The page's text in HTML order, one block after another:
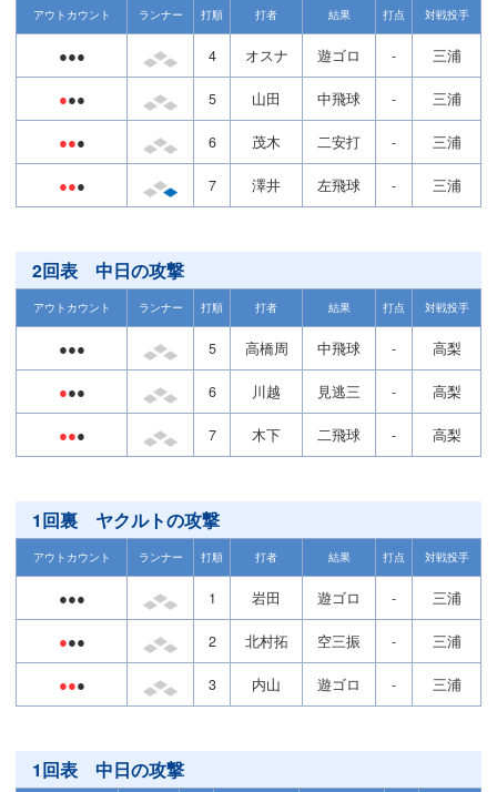
アウトカウント ランナー 打順 打者 結果 打点 対戦投手
●●● 4 オスナ 遊ゴロ - 三浦
●●● 5 山田 中飛球 - 三浦
●●● 6 茂木 二安打 - 三浦
●●● 7 澤井 左飛球 - 三浦
2回表 中日の攻撃
アウトカウント ランナー 打順 打者 結果 打点 対戦投手
●●● 5 高橋周 中飛球 - 高梨
●●● 6 川越 見逃三 - 高梨
●●● 7 木下 二飛球 - 高梨
1回裏 ヤクルトの攻撃
アウトカウント ランナー 打順 打者 結果 打点 対戦投手
●●● 1 岩田 遊ゴロ - 三浦
●●● 2 北村拓 空三振 - 三浦
●●● 3 内山 遊ゴロ - 三浦
1回表 中日の攻撃